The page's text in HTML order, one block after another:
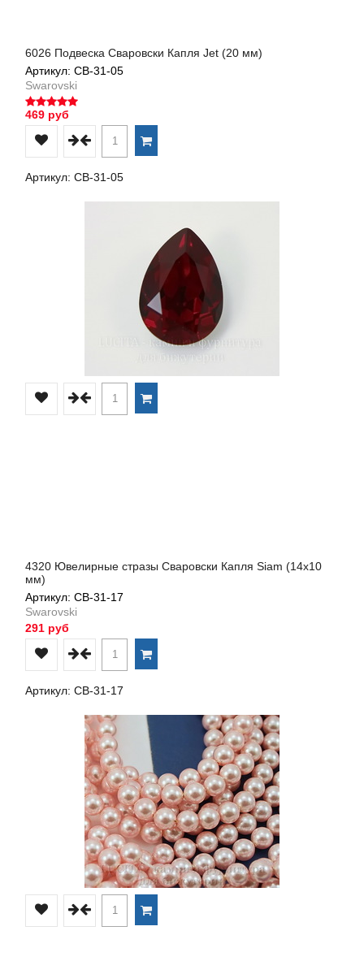
6026 Подвеска Сваровски Капля Jet (20 мм)
Артикул: СВ-31-05
Swarovski
469 руб
Артикул: СВ-31-05
4320 Ювелирные стразы Сваровски Капля Siam (14х10
мм)
Артикул: СВ-31-17
Swarovski
291 руб
Артикул: СВ-31-17